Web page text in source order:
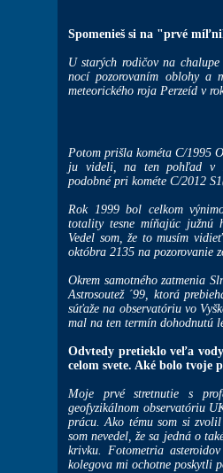
Spomenieš si na "prvé
U starých rodičov na
nocí pozorovaním oblohy a
meteorického roja Perzeíd v
Potom prišla kométa C/1995
ju videli, na ten pohľad v
podobné pri kométe C/2012
Rok 1999 bol celkom
totality tesne míňajúc južnú
Vedel som, že to musím
októbra 2135 na pozorovanie
Okrem samotného zatmenia
Astrosoutež ´99, ktorá
súťaže na observatóriu vo
mal na ten termín dohodnutú
Odvtedy pretieklo veľa
celom svete. Aké bolo tvoje
Moje prvé stretnutie s
geofyzikálnom observatóriu
prácu. Ako tému som si
som nevedel, že sa jedná o
krivku. Fotometria
kolegova mi ochotne poskytli